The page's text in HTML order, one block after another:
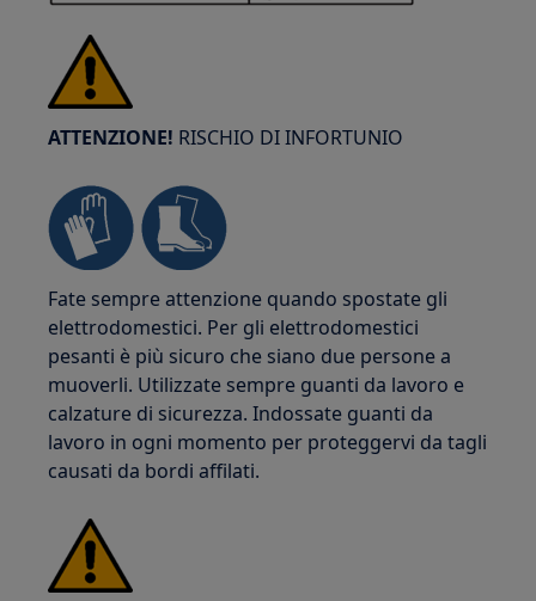
ATTENZIONE! RISCHIO DI INFORTUNIO
Fate sempre attenzione quando spostate gli
elettrodomestici. Per gli elettrodomestici
pesanti è più sicuro che siano due persone a
muoverli. Utilizzate sempre guanti da lavoro e
calzature di sicurezza. Indossate guanti da
lavoro in ogni momento per proteggervi da tagli
causati da bordi affilati.